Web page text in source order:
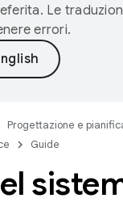
Le
errori.
Progettazione e
Guide